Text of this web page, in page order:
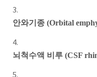
안와기종 (Orbital
뇌척수액 비루 (CSF